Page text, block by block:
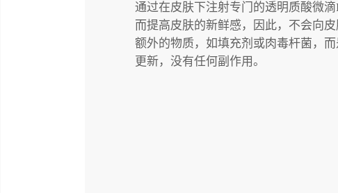
通过在皮肤下注射专门的透明质酸微
而提高皮肤的新鲜感，因此，不会向
额外的物质，如填充剂或肉毒杆菌，
更新，没有任何副作用。